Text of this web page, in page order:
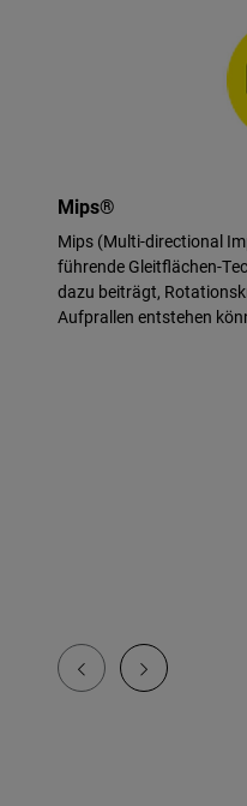
Mips®
Mips (Multi-directional
führende Gleitflächen-
dazu beiträgt,
Aufprallen entstehen